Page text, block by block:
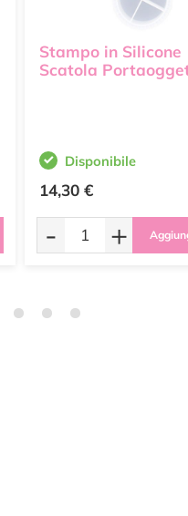
Stampo in Silicone
Scatola
Disponibile
14,30 €
- +